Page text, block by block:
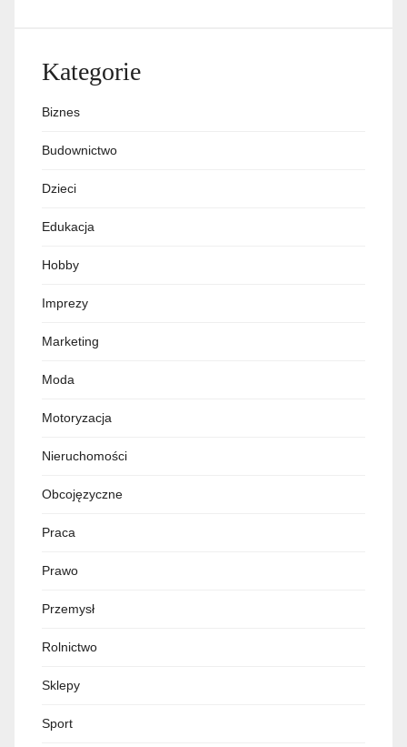
Kategorie
Biznes
Budownictwo
Dzieci
Edukacja
Hobby
Imprezy
Marketing
Moda
Motoryzacja
Nieruchomości
Obcojęzyczne
Praca
Prawo
Przemysł
Rolnictwo
Sklepy
Sport